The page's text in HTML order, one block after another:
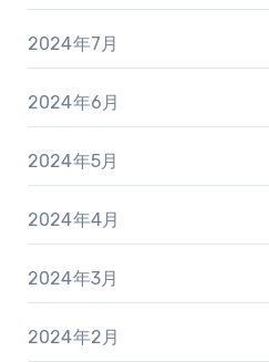
2024年7月
2024年6月
2024年5月
2024年4月
2024年3月
2024年2月